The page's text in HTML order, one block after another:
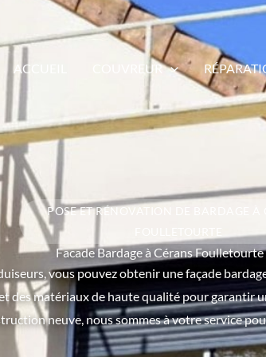
ACCUEIL COUVREUR
POSE ET RÉNOVATION DE BARDAGE À
Facade Bardage à Cérans
vous pouvez obtenir une façade
des matériaux de haute qualité pour garantir
neuve, nous sommes à votre service